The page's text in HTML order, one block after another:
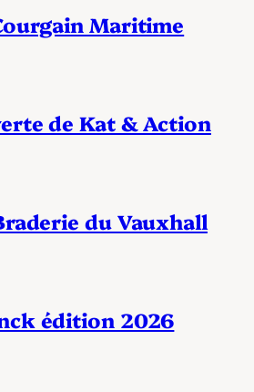
Maritime
de Kat & Action
du Vauxhall
édition 2026